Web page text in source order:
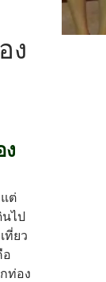
ง
ต่
นไป
ที่ยว
อ
ท่อง